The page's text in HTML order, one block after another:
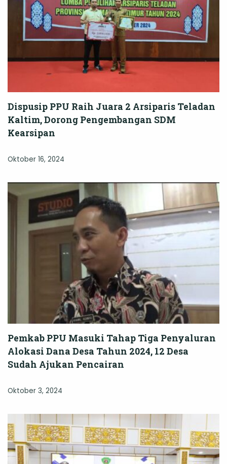
Dispusip PPU Raih Juara 2 Arsiparis Teladan
Kaltim, Dorong Pengembangan SDM
Kearsipan
Oktober 16, 2024
Pemkab PPU Masuki Tahap Tiga Penyaluran
Alokasi Dana Desa Tahun 2024, 12 Desa
Sudah Ajukan Pencairan
Oktober 3, 2024